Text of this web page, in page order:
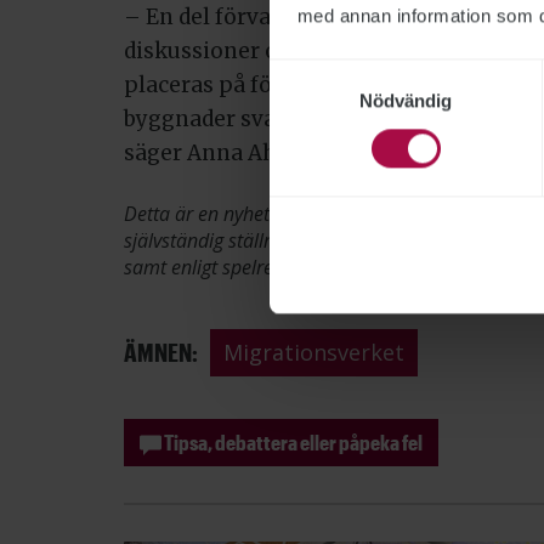
med annan information som
Nödvändig
– En del förvar är byggda på ett
diskussioner om att de som hålls i
placeras på förvar med en högre
byggnader svagheter, speciellt om man
säger Anna Ahnlund.
Detta är en nyhetsartikel. Publikts
självständig ställning gentemot sin ägare,
samt enligt spelreglerna för press, radio och TV.
ÄMNEN: Migrationsverket
Tipsa, debattera eller påpeka fel